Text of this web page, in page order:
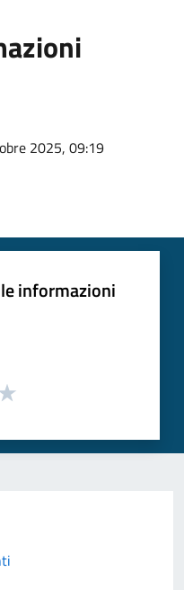
2025, 09:19
informazioni